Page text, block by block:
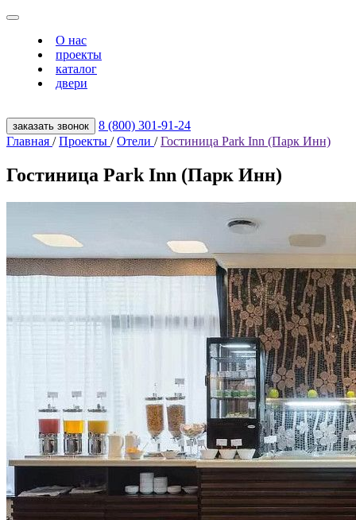
О нас
проекты
каталог
двери
заказать звонок
8 (800) 301‑91‑24
Главная / Проекты / Отели / Гостиница Park Inn (Парк Инн)
Гостиница Park Inn (Парк Инн)